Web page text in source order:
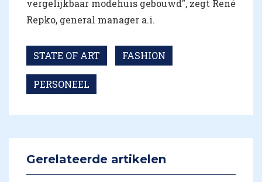
vergelijkbaar modehuis gebouwd", zegt René
Repko, general manager a.i.
STATE OF ART FASHION
PERSONEEL
Gerelateerde artikelen